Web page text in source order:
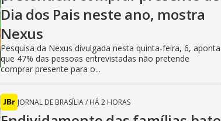
Dia dos Pais neste ano, mostra
Nexus
Pesquisa da Nexus divulgada nesta quinta-feira, 6, aponta
que 47% das pessoas entrevistadas não pretende
comprar presente para o...
JORNAL DE BRASÍLIA/ HÁ 2 HORAS